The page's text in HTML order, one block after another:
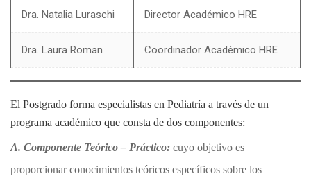
Dra. Natalia Luraschi Director Académico HRE
Dra. Laura Roman Coordinador Académico HRE
El Postgrado forma especialistas en Pediatría a través de un
programa académico que consta de dos componentes:
A. Componente Teórico – Práctico: cuyo objetivo es
proporcionar conocimientos teóricos específicos sobre los